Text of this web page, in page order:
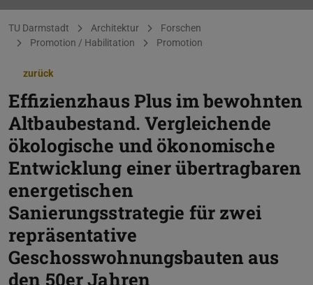
Sie befinden sich hier:
TU Darmstadt Architektur
Forschen
Promotion / Habilitation
Promotion
zurück
Effizienzhaus Plus im bewohnten
Altbaubestand. Vergleichende
ökologische und ökonomische
Entwicklung einer übertragbaren
energetischen
Sanierungsstrategie für zwei
repräsentative
Geschosswohnungsbauten aus
den 50er Jahren